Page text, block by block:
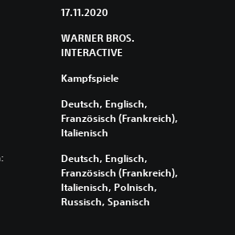
17.11.2020
WARNER BROS.
INTERACTIVE
Kampfspiele
Deutsch, Englisch,
Französisch (Frankreich),
Italienisch
Deutsch, Englisch,
Französisch (Frankreich),
Italienisch, Polnisch,
Russisch, Spanisch